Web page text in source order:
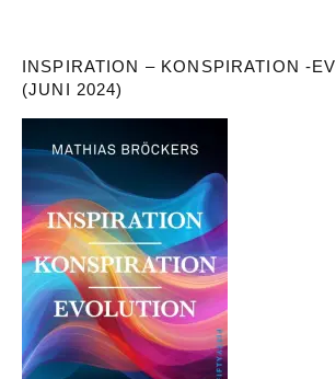
INSPIRATION – KONSPIRATION -
(JUNI 2024)